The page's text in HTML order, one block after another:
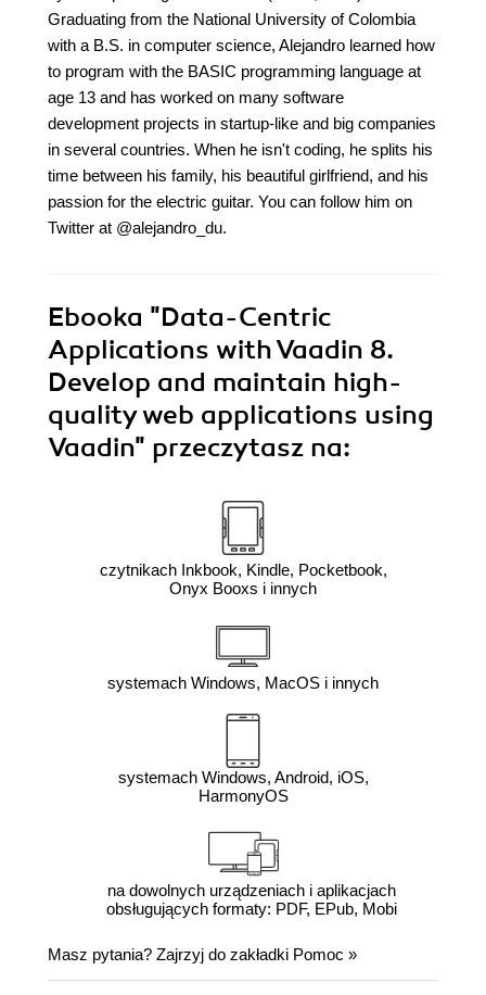
Graduating from the National University of Colombia
with a B.S. in computer science, Alejandro learned how
to program with the BASIC programming language at
age 13 and has worked on many software
development projects in startup-like and big companies
in several countries. When he isn't coding, he splits his
time between his family, his beautiful girlfriend, and his
passion for the electric guitar. You can follow him on
Twitter at @alejandro_du.
Ebooka "Data-Centric
Applications with Vaadin 8.
Develop and maintain high-
quality web applications using
Vaadin" przeczytasz na:
czytnikach Inkbook, Kindle, Pocketbook,
Onyx Booxs i innych
systemach Windows, MacOS i innych
systemach Windows, Android, iOS,
HarmonyOS
na dowolnych urządzeniach i aplikacjach
obsługujących formaty: PDF, EPub, Mobi
Masz pytania? Zajrzyj do zakładki Pomoc »